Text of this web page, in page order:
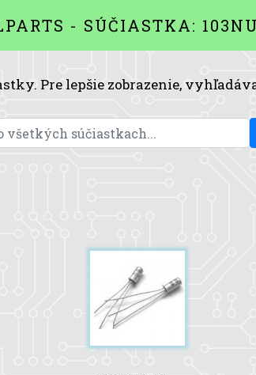
- SÚČIASTKA:
Pre lepšie zobrazenie,